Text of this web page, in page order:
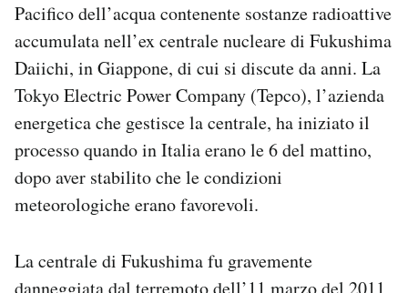
Area Personale
Newsletter
Notifiche mobile
Regala il Post
Esci
Pacifico dell’acqua contenente sostanze radioattive
accumulata nell’ex centrale nucleare di Fukushima
Daiichi, in Giappone, di cui si discute da anni. La
Tokyo Electric Power Company (Tepco), l’azienda
energetica che gestisce la centrale, ha iniziato il
processo quando in Italia erano le 6 del mattino,
dopo aver stabilito che le condizioni
meteorologiche erano favorevoli.
La centrale di Fukushima fu gravemente